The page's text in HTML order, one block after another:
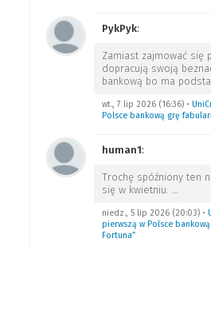
PykPyk:
Zamiast zajmować się
dopracują swoją
bankową bo ma
wt., 7 lip 2026 (16:36)•
Polsce bankową grę
human1:
Trochę spóźniony ten
się w kwietniu. …
niedz., 5 lip 2026 (20:03)•
pierwszą w Polsce
Fortuna”